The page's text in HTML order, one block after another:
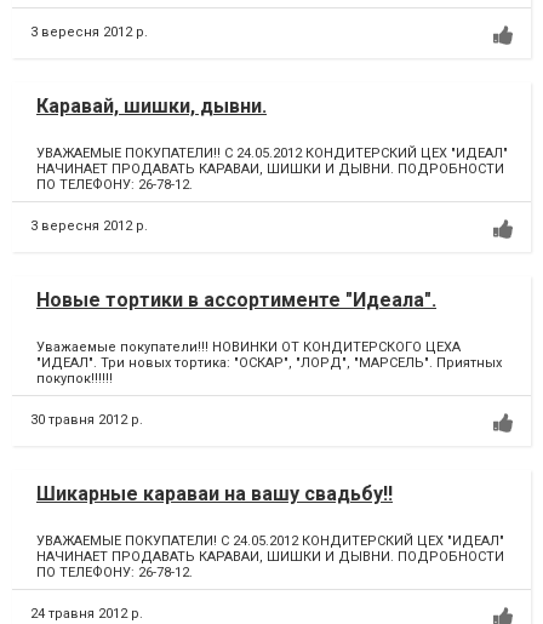
3 вересня 2012 р.
Каравай, шишки, дывни.
УВАЖАЕМЫЕ ПОКУПАТЕЛИ!! С 24.05.2012 КОНДИТЕРСКИЙ ЦЕХ "ИДЕАЛ"
НАЧИНАЕТ ПРОДАВАТЬ КАРАВАИ, ШИШКИ И ДЫВНИ. ПОДРОБНОСТИ
ПО ТЕЛЕФОНУ: 26-78-12.
3 вересня 2012 р.
Новые тортики в ассортименте "Идеала".
Уважаемые покупатели!!! НОВИНКИ ОТ КОНДИТЕРСКОГО ЦЕХА
"ИДЕАЛ". Три новых тортика: "ОСКАР", "ЛОРД", "МАРСЕЛЬ". Приятных
покупок!!!!!!
30 травня 2012 р.
Шикарные караваи на вашу свадьбу!!
УВАЖАЕМЫЕ ПОКУПАТЕЛИ! С 24.05.2012 КОНДИТЕРСКИЙ ЦЕХ "ИДЕАЛ"
НАЧИНАЕТ ПРОДАВАТЬ КАРАВАИ, ШИШКИ И ДЫВНИ. ПОДРОБНОСТИ
ПО ТЕЛЕФОНУ: 26-78-12.
24 травня 2012 р.